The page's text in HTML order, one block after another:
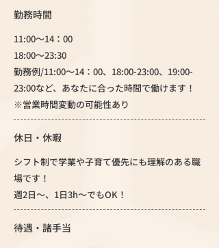
勤務時間
11:00～14：00
18:00～23:30
勤務例/11:00～14：00、18:00-23:00、19:00-
23:00など、あなたに合った時間で働けます！
※営業時間変動の可能性あり
休日・休暇
シフト制で学業や子育て優先にも理解のある職
場です！
週2日～、1日3h～でもOK！
待遇・諸手当